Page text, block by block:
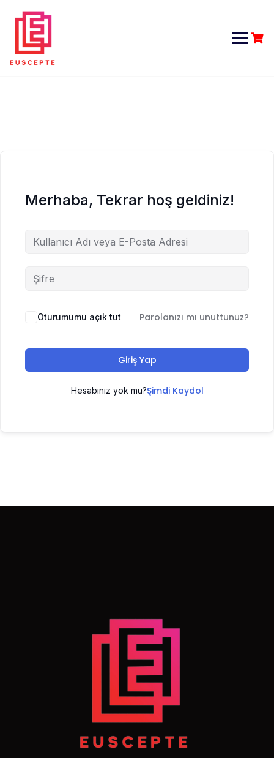
content
Merhaba, Tekrar hoş geldiniz!
Oturumumu açık tut Parolanızı mı unuttunuz?
Giriş Yap
Hesabınız yok mu?Şimdi Kaydol